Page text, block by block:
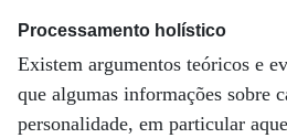
Processamento holístico
Existem argumentos teóricos e
que algumas informações sobre
personalidade, em particular